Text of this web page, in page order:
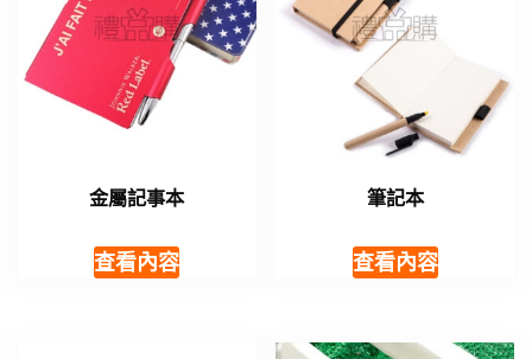
金屬記事本
查看內容
筆記本
查看內容